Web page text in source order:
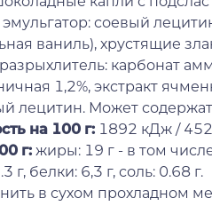
эмульгатор: соевый
ваниль), хрустящие
карбонат
1,2%, экстракт
лецитин. Может
на 100 г: 1892 кДж / 452
г: жиры: 19 г - в том
г, белки: 6,3 г, соль: 0.68 г.
в сухом прохладном